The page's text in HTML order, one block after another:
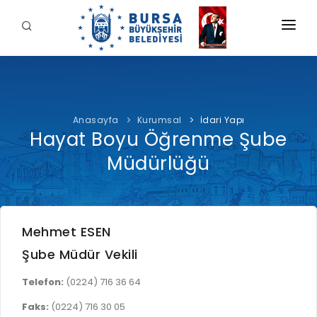
BELEDİYE
İDARİ YAPI
YETKİ VE SORUMLULUKLAR
TARİHÇE
ŞİRKETLER VE KURULUŞLAR
ETİK KOMİSYONU
ULUSAL / ULUSLARARASI İLİŞKİLER
LOGOLAR AMBLEMLER
Şahin BİBA
Başkan'a Mesaj
Özgeçmiş
Görevleri
HİZMETLERİMİZ
İNTERAKTİF
ÖDEME
İLETİŞİM
Anasayfa Kurumsal İdari Yapı
Hayat Boyu Öğrenme Şube
Müdürlüğü
Mehmet ESEN
Şube Müdür Vekili
Telefon: (0224) 716 36 64
Faks: (0224) 716 30 05